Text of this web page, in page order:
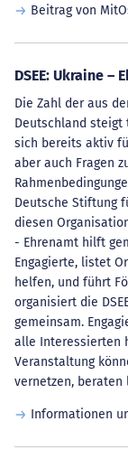
Beitrag von
DSEE: Ukraine
Die Zahl der aus
Deutschland steigt
sich bereits aktiv
aber auch Fragen
Deutsche Stiftung
diesen
- Ehrenamt hilft
Engagierte, listet
helfen, und führt
organisiert die
gemeinsam.
alle Interessierten
Veranstaltung
vernetzen, beraten
Informationen